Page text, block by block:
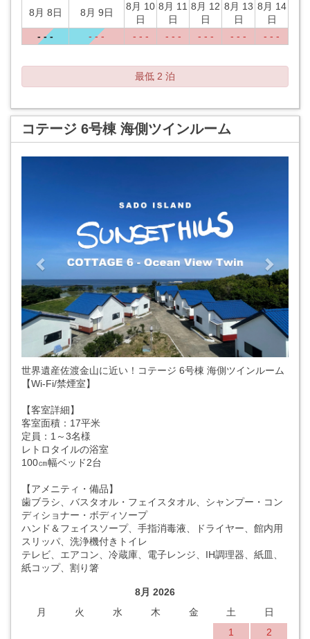
8月 8日 8月 9日
8月 10
日
8月 11
日
8月 12
日
8月 13
日
8月 14
日
- - -
- - - - - - - - - - - - - - - - - -
最低 2 泊
コテージ 6号棟 海側ツインルーム
世界遺産佐渡金山に近い！コテージ 6号棟 海側ツインルーム
【Wi-Fi/禁煙室】
【客室詳細】
客室面積：17平米
定員：1～3名様
レトロタイルの浴室
100㎝幅ベッド2台
【アメニティ・備品】
歯ブラシ、バスタオル・フェイスタオル、シャンプー・コン
ディショナー・ボディソープ
ハンド＆フェイスソープ、手指消毒液、ドライヤー、館内用
スリッパ、洗浄機付きトイレ
テレビ、エアコン、冷蔵庫、電子レンジ、IH調理器、紙皿、
紙コップ、割り箸
8月 2026
月
火 水 木 金 土
日
1
2